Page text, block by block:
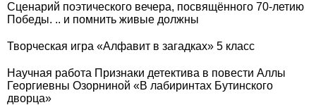
Сценарий поэтического вечера, посвящённого 70-летию
Победы. .. и помнить живые должны
Творческая игра «Алфавит в загадках» 5 класс
Научная работа Признаки детектива в повести Аллы
Георгиевны Озорниной «В лабиринтах Бутинского
дворца»